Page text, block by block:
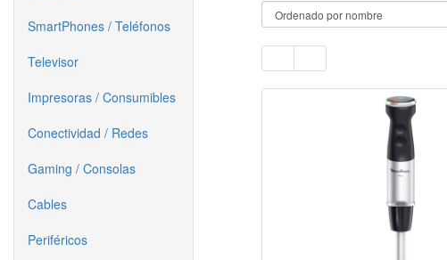
SmartPhones / Teléfonos
Televisor
Impresoras / Consumibles
Conectividad / Redes
Gaming / Consolas
Cables
Periféricos